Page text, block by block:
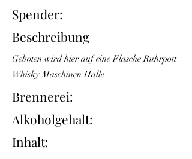
Spender:
Beschreibung
Geboten wird hier auf eine Flasche Ruhrpott
Whisky Maschinen Halle
Brennerei:
Alkoholgehalt:
Inhalt: